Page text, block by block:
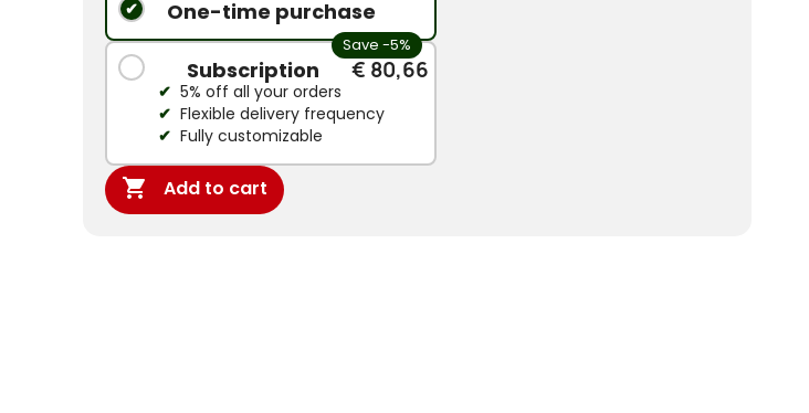
One-time purchase
Save -5%
Subscription € 80,66
5% off all your orders
Flexible delivery frequency
Fully customizable
 Add to cart